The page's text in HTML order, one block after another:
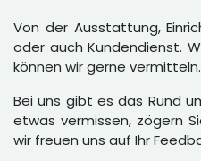
Von der Ausstattung,
oder auch Kundendienst.
können wir gerne vermitteln.
Bei uns gibt es das Rund
etwas vermissen, zögern
wir freuen uns auf Ihr